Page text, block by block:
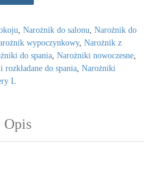
, Narożnik do salonu, Narożnik do
wypoczynkowy, Narożnik z
do spania, Narożniki nowoczesne,
rozkładane do spania, Narożniki
L
Opis